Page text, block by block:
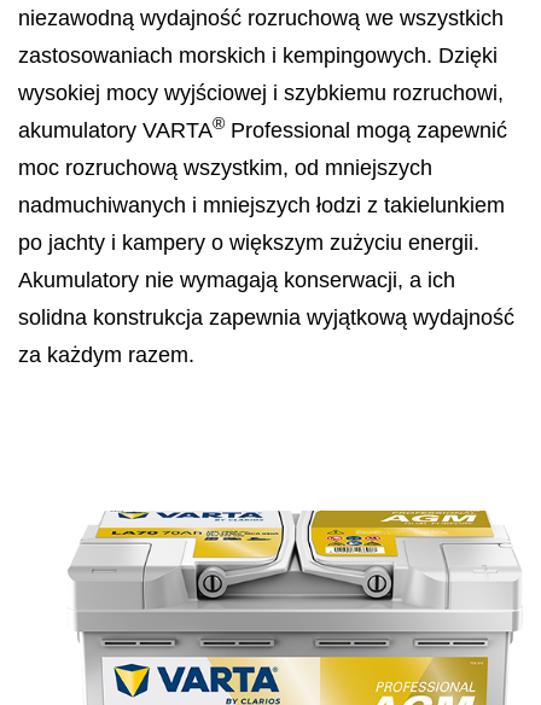
niezawodną wydajność rozruchową we wszystkich
zastosowaniach morskich i kempingowych. Dzięki
wysokiej mocy wyjściowej i szybkiemu rozruchowi,
akumulatory VARTA® Professional mogą zapewnić
moc rozruchową wszystkim, od mniejszych
nadmuchiwanych i mniejszych łodzi z takielunkiem
po jachty i kampery o większym zużyciu energii.
Akumulatory nie wymagają konserwacji, a ich
solidna konstrukcja zapewnia wyjątkową wydajność
za każdym razem.